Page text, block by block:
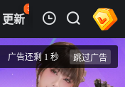
更新
35
热榜 APP
蓝光1080P